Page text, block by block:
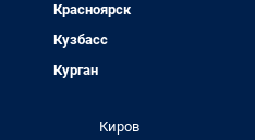
Красноярск
Кузбасс
Курган
Киров